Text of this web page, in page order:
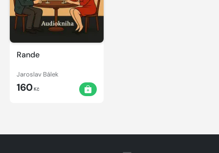
Rande
Jaroslav Bálek
160Kč